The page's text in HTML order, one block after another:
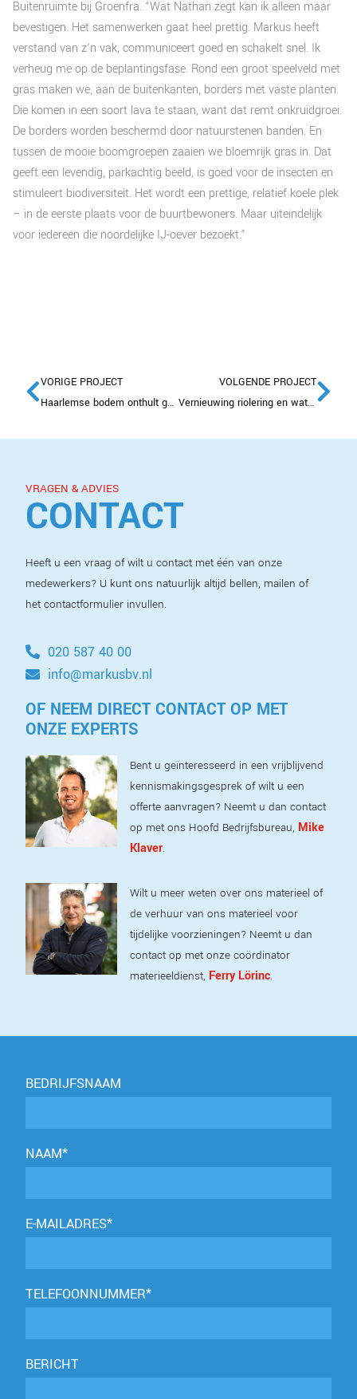
Buitenruimte bij Groenfra. “Wat Nathan zegt kan ik alleen maar
bevestigen. Het samenwerken gaat heel prettig. Markus heeft
verstand van z’n vak, communiceert goed en schakelt snel. Ik
verheug me op de beplantingsfase. Rond een groot speelveld met
gras maken we, aan de buitenkanten, borders met vaste planten.
Die komen in een soort lava te staan, want dat remt onkruidgroei.
De borders worden beschermd door natuurstenen banden. En
tussen de mooie boomgroepen zaaien we bloemrijk gras in. Dat
geeft een levendig, parkachtig beeld, is goed voor de insecten en
stimuleert biodiversiteit. Het wordt een prettige, relatief koele plek
– in de eerste plaats voor de buurtbewoners. Maar uiteindelijk
voor iedereen die noordelijke IJ-oever bezoekt.”
VORIGE PROJECT
Haarlemse bodem onthult geschiedenis bij Fietsznfabriek
VOLGENDE PROJECT
Vernieuwing riolering en waterleidingen Hoogte Kadijk Amsterdam
VRAGEN & ADVIES
CONTACT
Heeft u een vraag of wilt u contact met één van onze
medewerkers? U kunt ons natuurlijk altijd bellen, mailen of
het contactformulier invullen.
020 587 40 00
info@markusbv.nl
OF NEEM DIRECT CONTACT OP MET
ONZE EXPERTS
Bent u geïnteresseerd in een vrijblijvend
kennismakingsgesprek of wilt u een
offerte aanvragen? Neemt u dan contact
op met ons Hoofd Bedrijfsbureau, Mike
Klaver.
Wilt u meer weten over ons materieel of
de verhuur van ons materieel voor
tijdelijke voorzieningen? Neemt u dan
contact op met onze coördinator
materieeldienst, Ferry Lörinc.
BEDRIJFSNAAM
NAAM*
E-MAILADRES*
TELEFOONNUMMER*
BERICHT